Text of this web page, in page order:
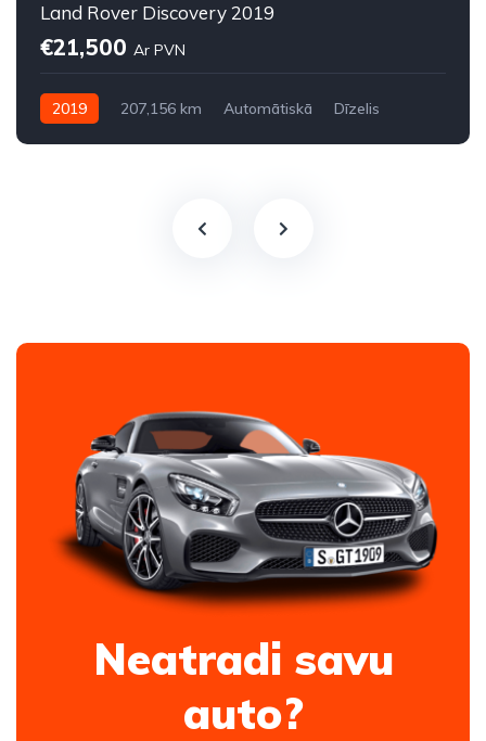
Land Rover Discovery 2019
€21,500 Ar PVN
2019 207,156 km Automātiskā
Dīzelis
Neatradi savu
auto?